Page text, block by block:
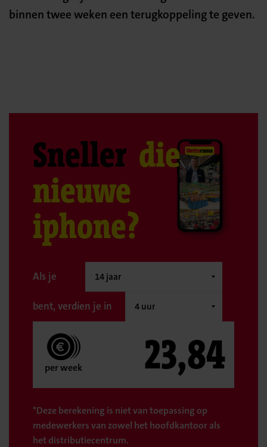
binnen twee weken een terugkoppeling te geven.
Sneller die
nieuwe
iphone?
Als je
bent, verdien je in
per week 23,84
*Deze berekening is niet van toepassing op
medewerkers van zowel het hoofdkantoor als
het distributiecentrum.